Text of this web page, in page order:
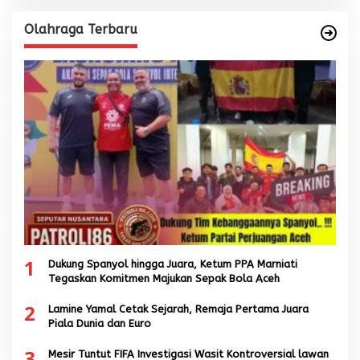
Olahraga Terbaru
1
Dukung Spanyol hingga Juara, Ketum PPA Marniati
Tegaskan Komitmen Majukan Sepak Bola Aceh
2
Lamine Yamal Cetak Sejarah, Remaja Pertama Juara
Piala Dunia dan Euro
Mesir Tuntut FIFA Investigasi Wasit Kontroversial lawan